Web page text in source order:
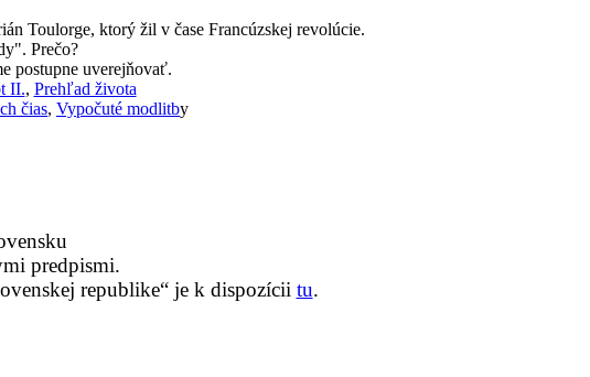
Toulorge, ktorý žil v čase Francúzskej revolúcie.
Prečo?
postupne uverejňovať.
II., Prehľad života
čias, Vypočuté modlitby
predpismi.
republike“ je k dispozícii tu.